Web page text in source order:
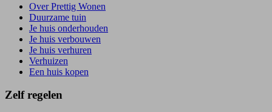
Over Prettig Wonen
Duurzame tuin
Je huis onderhouden
Je huis verbouwen
Je huis verhuren
Verhuizen
Een huis kopen
Zelf regelen